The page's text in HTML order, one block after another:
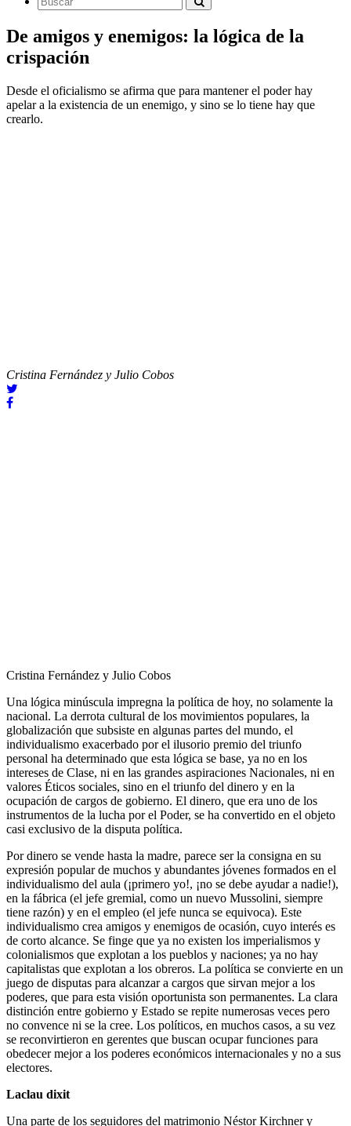
De amigos y enemigos: la lógica de la
crispación
Desde el oficialismo se afirma que para mantener el poder hay
apelar a la existencia de un enemigo, y sino se lo tiene hay que
crearlo.
Cristina Fernández y Julio Cobos
Cristina Fernández y Julio Cobos
Una lógica minúscula impregna la política de hoy, no solamente la
nacional. La derrota cultural de los movimientos populares, la
globalización que subsiste en algunas partes del mundo, el
individualismo exacerbado por el ilusorio premio del triunfo
personal ha determinado que esta lógica se base, ya no en los
intereses de Clase, ni en las grandes aspiraciones Nacionales, ni en
valores Éticos sociales, sino en el triunfo del dinero y en la
ocupación de cargos de gobierno. El dinero, que era uno de los
instrumentos de la lucha por el Poder, se ha convertido en el objeto
casi exclusivo de la disputa política.
Por dinero se vende hasta la madre, parece ser la consigna en su
expresión popular de muchos y abundantes jóvenes formados en el
individualismo del aula (¡primero yo!, ¡no se debe ayudar a nadie!),
en la fábrica (el jefe gremial, como un nuevo Mussolini, siempre
tiene razón) y en el empleo (el jefe nunca se equivoca). Este
individualismo crea amigos y enemigos de ocasión, cuyo interés es
de corto alcance. Se finge que ya no existen los imperialismos y
colonialismos que explotan a los pueblos y naciones; ya no hay
capitalistas que explotan a los obreros. La política se convierte en un
juego de disputas para alcanzar a cargos que sirvan mejor a los
poderes, que para esta visión oportunista son permanentes. La clara
distinción entre gobierno y Estado se repite numerosas veces pero
no convence ni se la cree. Los políticos, en muchos casos, a su vez
se reconvirtieron en gerentes que buscan ocupar funciones para
obedecer mejor a los poderes económicos internacionales y no a sus
electores.
Laclau dixit
Una parte de los seguidores del matrimonio Néstor Kirchner y